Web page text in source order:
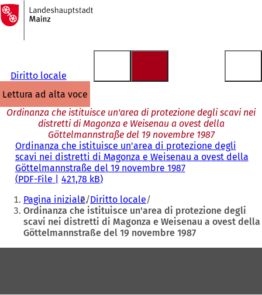
Vai al contenuto
Alla
pagina
iniziale
Diritto locale
lettura ad alta voce
Ordinanza che istituisce un'area di protezione degli scavi nei
distretti di Magonza e Weisenau a ovest della
Göttelmannstraße del 19 novembre 1987
Ordinanza che istituisce un'area di protezione degli
scavi nei distretti di Magonza e Weisenau a ovest della
Göttelmannstraße del 19 novembre 1987
PDF-File 421,78 kB
Siete
qui:
Pagina iniziale Diritto locale
Ordinanza che istituisce un'area di protezione degli
scavi nei distretti di Magonza e Weisenau a ovest della
Göttelmannstraße del 19 novembre 1987